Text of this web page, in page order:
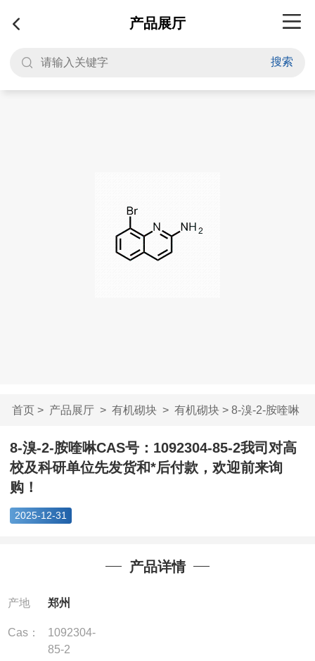
产品展厅
搜索
首页> 产品展厅> 有机砌块> 有机砌块> 8-溴-2-胺喹啉
CAS号：1092304-...
8-溴-2-胺喹啉CAS号：1092304-85-2我司对高
校及科研单位先发货和*后付款，欢迎前来询
购！
2025-12-31
产品详情
产地 郑州
Cas：
1092304-
85-2